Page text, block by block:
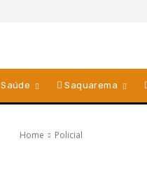
Saúde Saquarema
Home Policial